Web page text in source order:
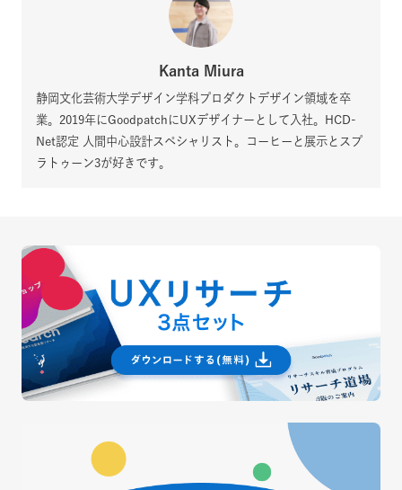
Kanta Miura
静岡文化芸術大学デザイン学科プロダクトデザイン領域を卒
業。2019年にGoodpatchにUXデザイナーとして入社。HCD-
Net認定 人間中心設計スペシャリスト。コーヒーと展示とスプ
ラトゥーン3が好きです。